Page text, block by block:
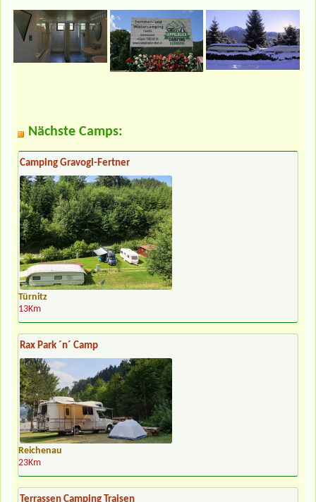
Nächste Camps:
Camping Gravogl-Fertner
Türnitz
13Km
Rax Park ´n´ Camp
Reichenau
23Km
Terrassen Camping Traisen